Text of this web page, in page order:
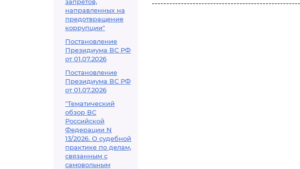
направленных на
предотвращение
коррупции"
Постановление
Президиума ВС РФ
от 01.07.2026
Постановление
Президиума ВС РФ
от 01.07.2026
"Тематический
обзор ВС
Российской
Федерации N
13/2026. О судебной
практике по делам,
связанным с
самовольным